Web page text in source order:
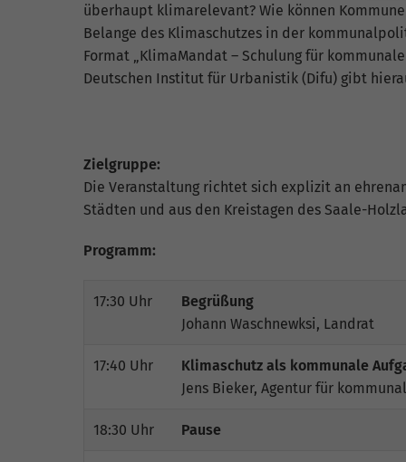
überhaupt klimarelevant? Wie können
Belange des Klimaschutzes in der
Format „KlimaMandat – Schulung für
Deutschen Institut für Urbanistik (Difu) gibt
Zielgruppe:
Die Veranstaltung richtet sich explizit an
Städten und aus den Kreistagen des Saale-
Programm:
17:30 Uhr
Begrüßung
Johann Waschnewksi, Landrat
17:40 Uhr
Klimaschutz als kommunale
Jens Bieker, Agentur für
18:30 Uhr Pause